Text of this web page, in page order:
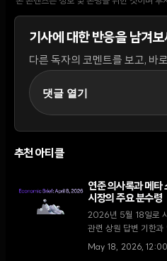
기사에 대한 반응을 남겨
다른 독자의 코멘트를 보고, 바
댓글 열기
추천 아티클
연준 의사록과 메타
시장의 주요 분수령
2026년 5월 18일로
관련 상원 답변 기한
시장의 규제 및 거시
May 18, 2026,